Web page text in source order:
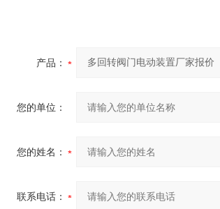
产品：
您的单位：
您的姓名：
联系电话：